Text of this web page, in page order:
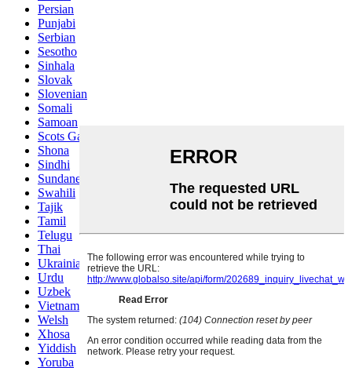
Persian
Punjabi
Serbian
Sesotho
Sinhala
Slovak
Slovenian
Somali
Samoan
Scots Gaelic
Shona
Sindhi
Sundanese
Swahili
Tajik
Tamil
Telugu
Thai
Ukrainian
Urdu
Uzbek
Vietnamese
Welsh
Xhosa
Yiddish
Yoruba